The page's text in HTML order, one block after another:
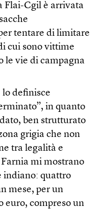
Flai-Cgil è arrivata
tentare di limitare
cui sono vittime
le vie di campagna
lo definisce
in quanto
ben strutturato
grigia che non
tra legalità e
mi mostrano
indiano: quattro
mese, per un
euro, compreso un